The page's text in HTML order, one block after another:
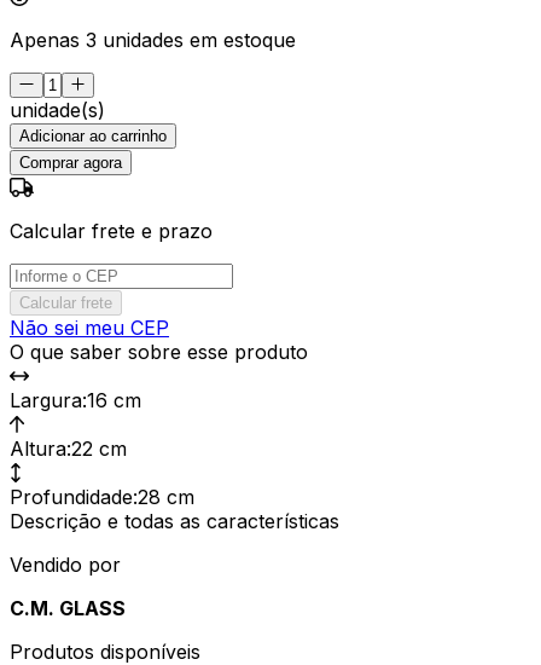
Apenas 3 unidades em estoque
unidade(s)
Adicionar ao carrinho
Comprar agora
Calcular frete e prazo
Calcular frete
Não sei meu CEP
O que saber sobre esse produto
Largura:16 cm
Altura:22 cm
Profundidade:28 cm
Descrição e todas as características
Vendido por
C.M. GLASS
Produtos disponíveis